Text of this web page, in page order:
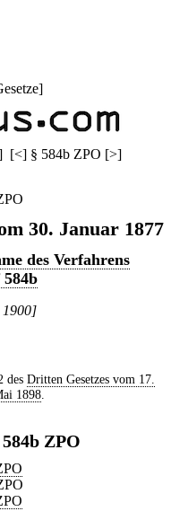
]
[<] § 584b ZPO [>]
30. Januar 1877
des Verfahrens
des Dritten Gesetzes vom 17.
1898
ZPO